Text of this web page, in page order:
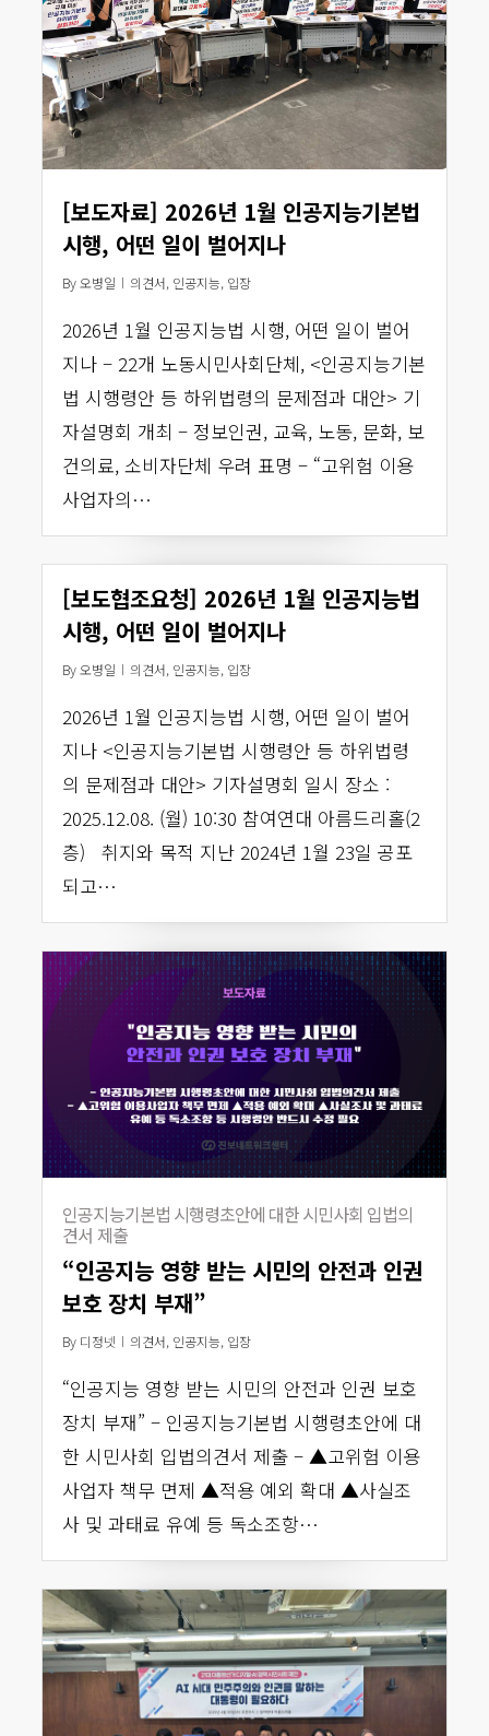
[보도자료] 2026년 1월 인공지능기본법
시행, 어떤 일이 벌어지나
By 오병일 의견서, 인공지능, 입장
2026년 1월 인공지능법 시행, 어떤 일이 벌어
지나 – 22개 노동시민사회단체, <인공지능기본
법 시행령안 등 하위법령의 문제점과 대안> 기
자설명회 개최 – 정보인권, 교육, 노동, 문화, 보
건의료, 소비자단체 우려 표명 – “고위험 이용
사업자의…
[보도협조요청] 2026년 1월 인공지능법
시행, 어떤 일이 벌어지나
By 오병일 의견서, 인공지능, 입장
2026년 1월 인공지능법 시행, 어떤 일이 벌어
지나 <인공지능기본법 시행령안 등 하위법령
의 문제점과 대안> 기자설명회 일시 장소 :
2025.12.08. (월) 10:30 참여연대 아름드리홀(2
층) 취지와 목적 지난 2024년 1월 23일 공포
되고…
인공지능기본법 시행령초안에 대한 시민사회 입법의
견서 제출
“인공지능 영향 받는 시민의 안전과 인권
보호 장치 부재”
By 디정넷 의견서, 인공지능, 입장
“인공지능 영향 받는 시민의 안전과 인권 보호
장치 부재” – 인공지능기본법 시행령초안에 대
한 시민사회 입법의견서 제출 – ▲고위험 이용
사업자 책무 면제 ▲적용 예외 확대 ▲사실조
사 및 과태료 유예 등 독소조항…